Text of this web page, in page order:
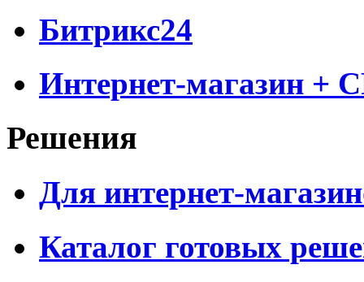
Битрикс24
Интернет-магазин +
Решения
Для интернет-
Каталог готовых